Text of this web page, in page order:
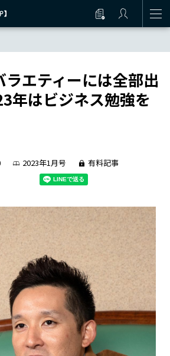
エティーには全部出
年はビジネス勉強を
2023年1月号 有料記事